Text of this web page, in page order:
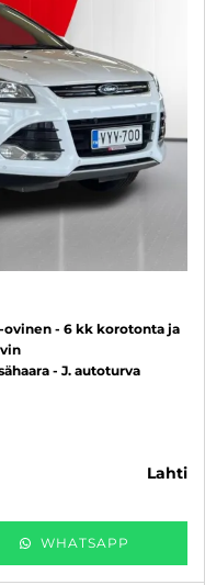
ovinen - 6 kk korotonta ja
- J. autoturva
lahti
WHATSAPP